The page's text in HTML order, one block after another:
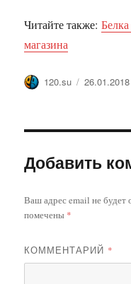
Читайте также:
магазина
Автор
120.su 26.01.2018
Добавить
Ваш адрес email не будет
помечены *
КОММЕНТАРИЙ *